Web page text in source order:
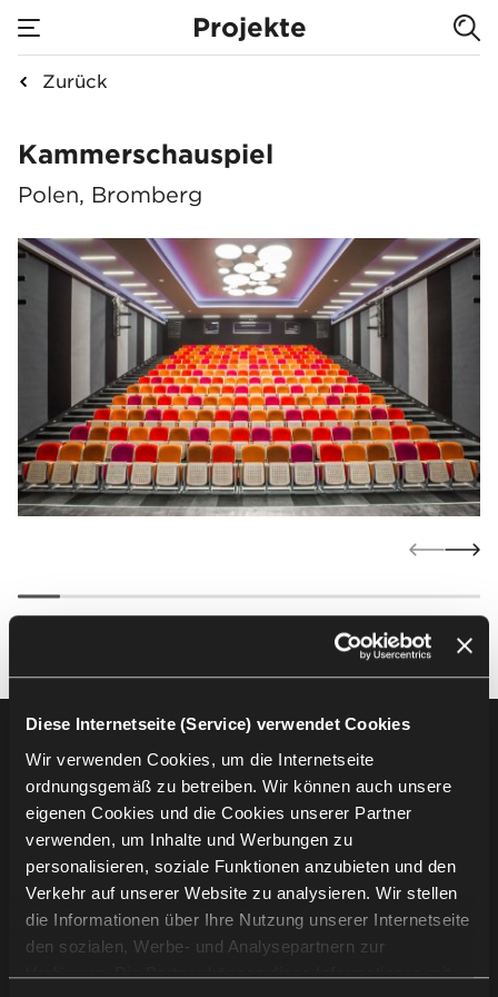
Diese Internetseite (Service) verwendet Cookies
Wir verwenden Cookies, um die Internetseite
ordnungsgemäß zu betreiben. Wir können auch unsere
eigenen Cookies und die Cookies unserer Partner
verwenden, um Inhalte und Werbungen zu
personalisieren, soziale Funktionen anzubieten und den
Verkehr auf unserer Website zu analysieren. Wir stellen
die Informationen über Ihre Nutzung unserer Internetseite
den sozialen, Werbe- und Analysepartnern zur
Verfügung. Die Partner können diese Informationen mit
Projekte
Zurück
Kammerschauspiel
Kammerschauspiel
Polen, Bromberg
Footer
Produkte
Auditoriumsbestuhlung
Tribünenbestuhlung
Stadionbestuhlung
Unternehmensinformation